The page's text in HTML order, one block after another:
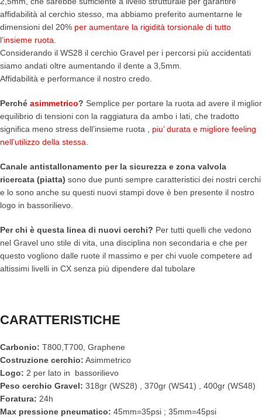
affidabilità al cerchio stesso, ma abbiamo preferito aumentarne le
dimensioni del 20% per aumentare la rigidità torsionale di tutto
l’insieme ruota.
Considerando il WS28 il cerchio Gravel per i percorsi più accidentati
siamo andati oltre aumentando il dente a 3,5mm.
Affidabilità e performance il nostro credo.
Perché asimmetrico? Semplice per portare la ruota ad avere il miglior
equilibrio di tensioni con la raggiatura da ambo i lati, che tradotto
significa meno stress dell’insieme ruota , piu’ durata e migliore feeling
nell’utilizzo della stessa.
Canale antistallonamento per la sicurezza e zona valvola
ricercata (piatta) sono due punti sempre caratteristici dei nostri cerchi
e lo sono anche su questi nuovi stampi dove è ben presente il nostro
logo in bassorilievo.
Per chi è questa linea di nuovi cerchi? Per tutti quelli che vedono
nel Gravel uno stile di vita, una disciplina non secondaria e che per
questo vogliono dalle ruote il massimo e per chi vuole competere ad
altissimi livelli in CX senza più dipendere dal tubolare
CARATTERISTICHE
Carbonio: T800,T700, Graphene
Costruzione cerchio: Asimmetrico
Logo: 2 per lato in bassorilievo
Peso cerchio Gravel: 318gr (WS28) , 370gr (WS41) , 400gr (WS48)
Foratura: 24h
Max pressione pneumatico: 45mm=35psi ; 35mm=45psi